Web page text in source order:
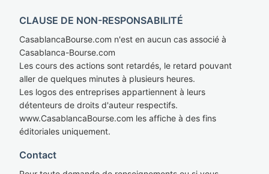
CLAUSE DE NON-RESPONSABILITÉ
CasablancaBourse.com n'est en aucun cas associé à
Casablanca-Bourse.com
Les cours des actions sont retardés, le retard pouvant
aller de quelques minutes à plusieurs heures.
Les logos des entreprises appartiennent à leurs
détenteurs de droits d'auteur respectifs.
www.CasablancaBourse.com les affiche à des fins
éditoriales uniquement.
Contact